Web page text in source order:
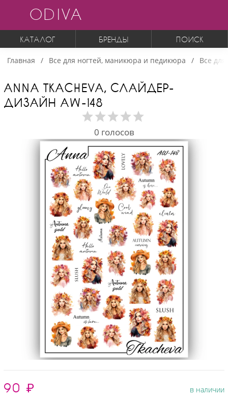
ODIVA
КАТАЛОГ БРЕНДЫ ПОИСК
Главная Все для ногтей, маникюра и педикюра Все
ANNA TKACHEVA, СЛАЙДЕР-
ДИЗАЙН AW-148
0 голосов
90 ₽
в наличии